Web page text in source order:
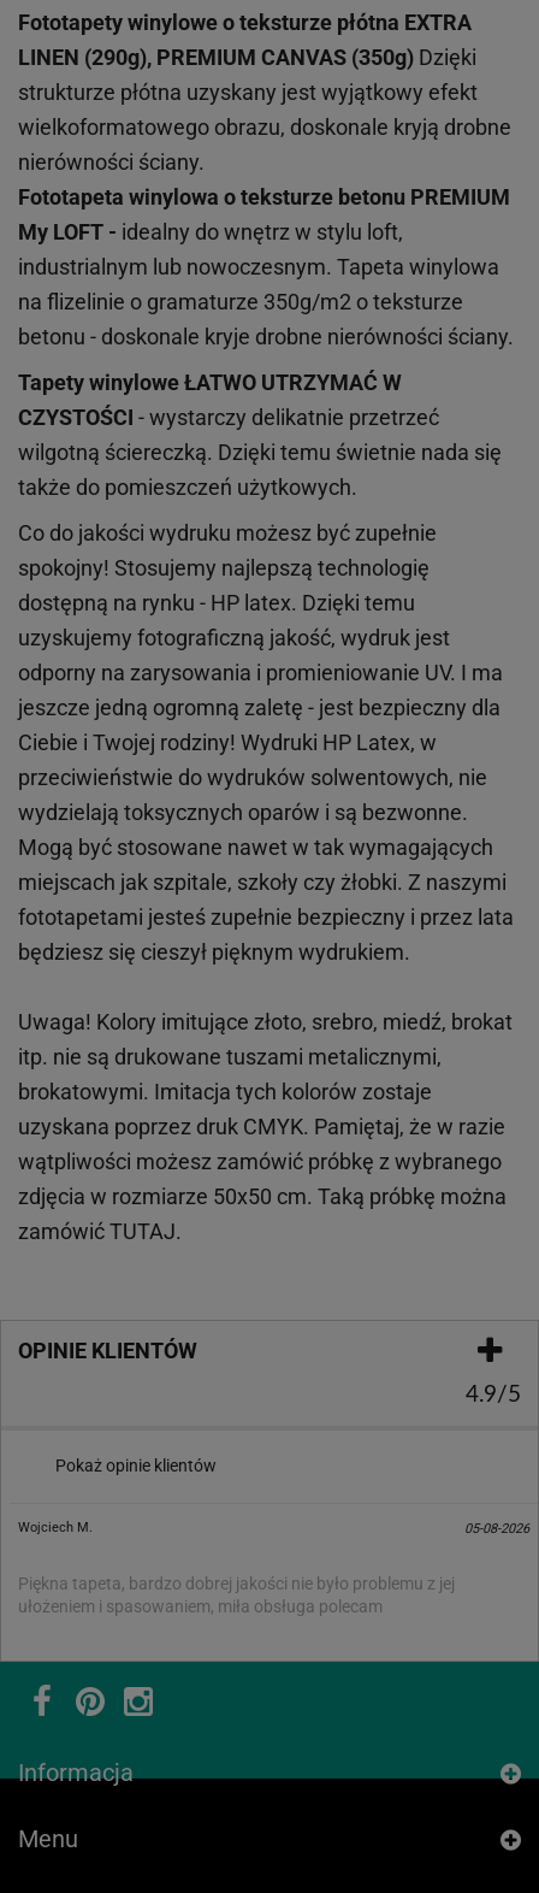
Fototapety winylowe oteksturze płótna EXTRA
LINEN (290g), PREMIUM CANVAS (350g) Dzięki
strukturze płótna uzyskany jest wyjątkowy efekt
wielkoformatowego obrazu, doskonale kryją drobne
nierówności ściany.
Fototapeta winylowa oteksturze betonu PREMIUM
My LOFT - idealny do wnętrz w stylu loft,
industrialnym lub nowoczesnym. Tapeta winylowa
na flizelinie o gramaturze 350g/m2 o teksturze
betonu - doskonale kryje drobne nierówności ściany.
Tapety winyloweŁATWO UTRZYMAĆ W
CZYSTOŚCI - wystarczy delikatnie przetrzeć
wilgotną ściereczką. Dzięki temu świetnie nada się
także do pomieszczeń użytkowych.
Co do jakości wydruku możesz być zupełnie
spokojny! Stosujemy najlepszą technologię
dostępną na rynku - HP latex. Dzięki temu
uzyskujemy fotograficzną jakość, wydruk jest
odporny na zarysowania i promieniowanie UV. I ma
jeszcze jedną ogromną zaletę - jest bezpieczny dla
Ciebie i Twojej rodziny! Wydruki HP Latex, w
przeciwieństwie do wydruków solwentowych, nie
wydzielają toksycznych oparów i są bezwonne.
Mogą być stosowane nawet w tak wymagających
miejscach jak szpitale, szkoły czy żłobki. Z naszymi
fototapetami jesteś zupełnie bezpieczny i przez lata
będziesz się cieszył pięknym wydrukiem.
Uwaga! Kolory imitujące złoto, srebro, miedź, brokat
itp. nie są drukowane tuszami metalicznymi,
brokatowymi. Imitacja tych kolorów zostaje
uzyskana poprzez druk CMYK. Pamiętaj, że w razie
wątpliwości możesz zamówić próbkę z wybranego
zdjęcia w rozmiarze 50x50 cm. Taką próbkę można
zamówićTUTAJ.
OPINIE KLIENTÓW
4.9/5
Pokaż opinie klientów
Wojciech M. 05-08-2026
Piękna tapeta, bardzo dobrej jakości nie było problemu z jej
ułożeniem i spasowaniem, miła obsługa polecam
Informacja
Menu